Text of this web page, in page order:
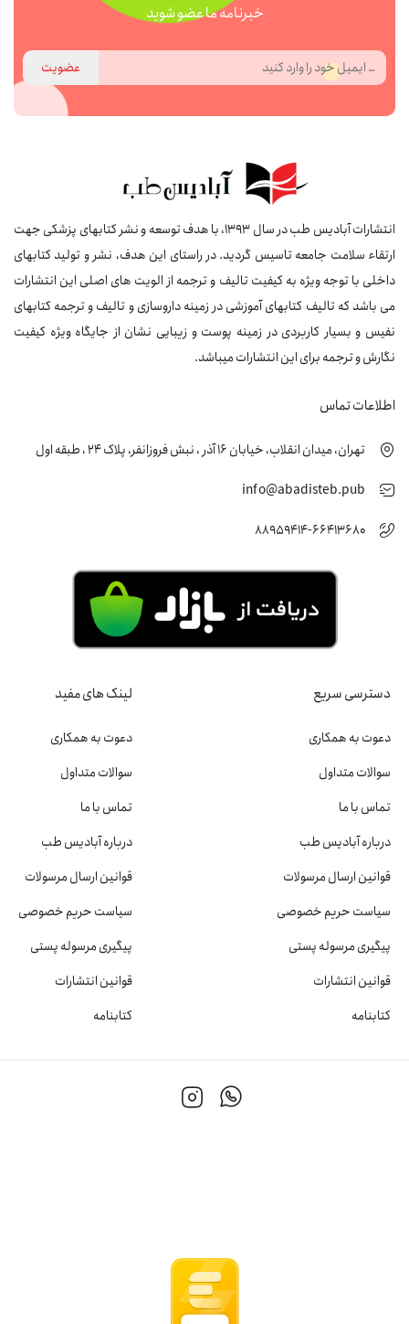
خبرنامه ما عضو شوید
عضویت
انتشارات آبادیس طب در سال 1393، با هدف توسعه و نشر کتابهای پزشکی جهت
ارتقاء سلامت جامعه تاسیس گردید. در راستای این هدف، نشر و تولید کتابهای
داخلی با توجه ویژه به کیفیت تالیف و ترجمه از الویت های اصلی این انتشارات
می باشد که تالیف کتابهای آموزشی در زمینه داروسازی و تالیف و ترجمه کتابهای
نفیس و بسیار کاربردی در زمینه پوست و زیبایی نشان از جایگاه ویژه کیفیت
نگارش و ترجمه برای این انتشارات میباشد.
اطلاعات تماس
تهران، میدان انقلاب، خیابان 16 آذر ، نبش فروزانفر، پلاک 24 ، طبقه اول
info@abadisteb.pub
88959414-66413680
دسترسی سریع
دعوت به همکاری
سوالات متداول
تماس با ما
درباره آبادیس طب
قوانین ارسال مرسولات
سیاست حریم خصوصی
پیگیری مرسوله پستی
قوانین انتشارات
کتابنامه
لینک های مفید
دعوت به همکاری
سوالات متداول
تماس با ما
درباره آبادیس طب
قوانین ارسال مرسولات
سیاست حریم خصوصی
پیگیری مرسوله پستی
قوانین انتشارات
کتابنامه